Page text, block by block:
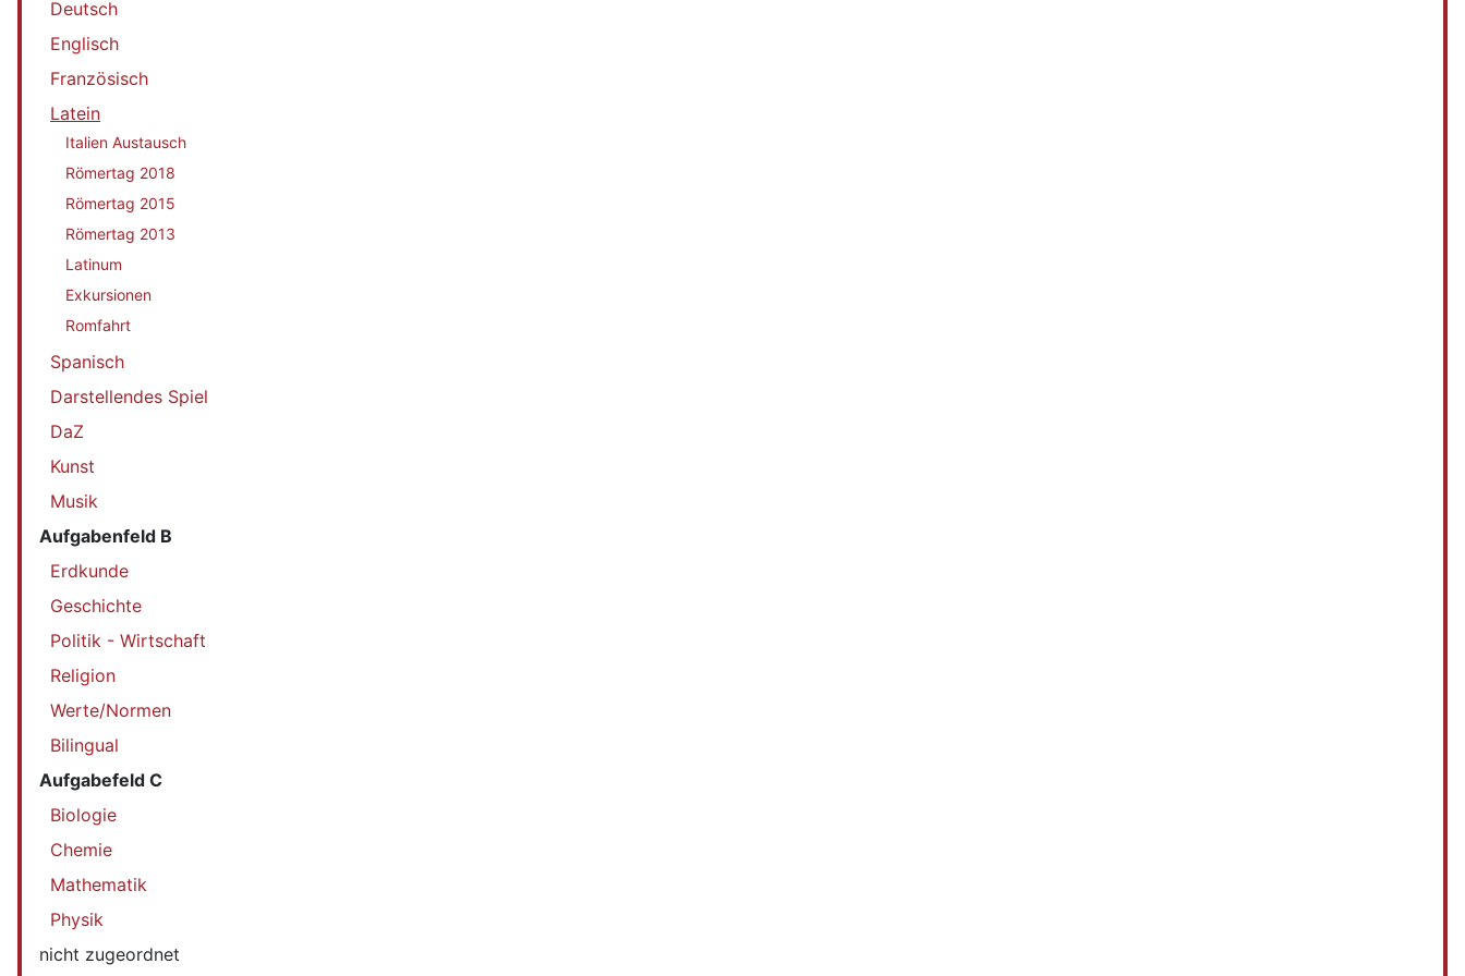
Deutsch
Englisch
Französisch
Latein
Italien Austausch
Römertag 2018
Römertag 2015
Römertag 2013
Latinum
Exkursionen
Romfahrt
Spanisch
Darstellendes Spiel
DaZ
Kunst
Musik
Aufgabenfeld B
Erdkunde
Geschichte
Politik - Wirtschaft
Religion
Werte/Normen
Bilingual
Aufgabefeld C
Biologie
Chemie
Mathematik
Physik
nicht zugeordnet